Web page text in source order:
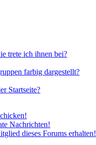
trete ich ihnen bei?
farbig dargestellt?
Startseite?
Nachrichten!
dieses Forums erhalten!